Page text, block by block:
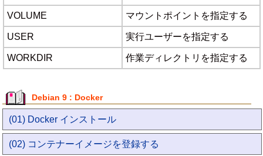
VOLUME マウントポイントを指定する
USER 実行ユーザーを指定する
WORKDIR 作業ディレクトリを指定する
Debian 9 : Docker
(01) Docker インストール
(02) コンテナーイメージを登録する